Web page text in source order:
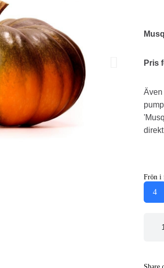
Pris
Även
Frön i
4